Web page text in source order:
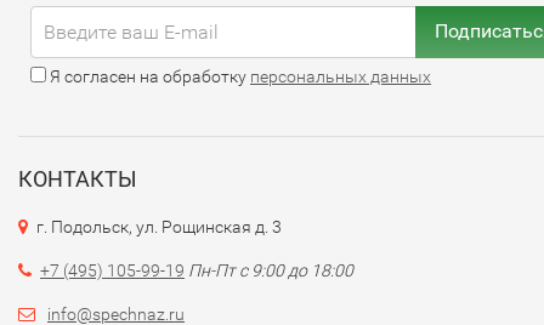
Я согласен на обработку персональных данных
КОНТАКТЫ
г. Подольск, ул. Рощинская д. 3
+7 (495) 105-99-19 Пн-Пт с 9:00 до 18:00
info@spechnaz.ru